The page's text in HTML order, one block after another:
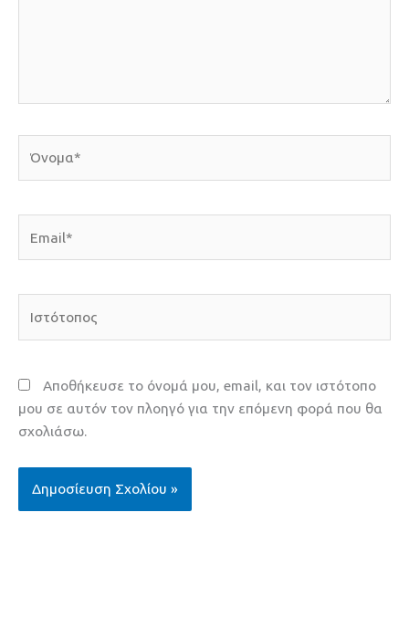
Αποθήκευσε το όνομά μου, email, και τον ιστότοπο
μου σε αυτόν τον πλοηγό για την επόμενη φορά που θα
σχολιάσω.